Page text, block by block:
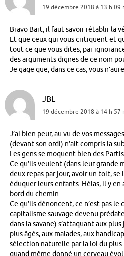
19 décembre 2018 à 13 h 09
Bravo Bart, il faut savoir rétablir la
Et que ceux qui vous critiquent et
tout ce que vous dites, par
des arguments dignes de ce nom
Je gage que, dans ce cas, vous
JBL
19 décembre 2018 à 14 h 57
J’ai bien peur, au vu de vos
(devant son ordi) n’ait compris la
Les gens se moquent bien des
Ce qu’ils veulent (dans leur grande
deux repas par jour, avoir un toit, se
éduquer leurs enfants. Hélas, il y en
bord du chemin.
Ce qu’ils dénoncent, ce n’est pas le
capitalisme sauvage devenu
dans la savane) s’attaquant aux
plus âgés, aux malades, aux
sélection naturelle par la loi du plus
quand même donné un cerveau